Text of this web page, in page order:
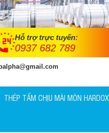
Hỗ trợ trực tuyến:
0937 682 789
THÉP TẤM CHỊU MÀI MÒN HARDOX